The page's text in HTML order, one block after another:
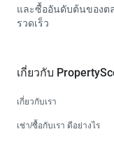
และซื้ออันดับต้นของต
รวดเร็ว
เกี่ยวกับ
เกี่ยวกับเรา
เช่า/ซื้อกับเรา ดีอย่างไร